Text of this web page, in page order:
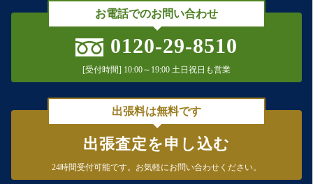
お電話でのお問い合わせ
0120-29-8510
[受付時間] 10:00～19:00 土日祝日も営業
出張料は無料です
出張査定を申し込む
24時間受付可能です。 お気軽にお問い合わせください。